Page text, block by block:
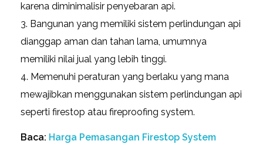
karena diminimalisir penyebaran api.
Bangunan yang memiliki sistem perlindungan api
dianggap aman dan tahan lama, umumnya
memiliki nilai jual yang lebih tinggi.
Memenuhi peraturan yang berlaku yang mana
mewajibkan menggunakan sistem perlindungan api
seperti firestop atau fireproofing system.
Baca: Harga Pemasangan Firestop System